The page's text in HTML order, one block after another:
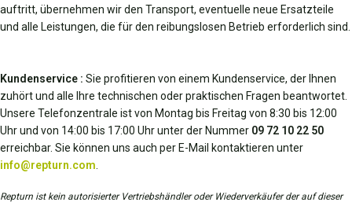
auftritt, übernehmen wir den Transport, eventuelle neue Ersatzteile
und alle Leistungen, die für den reibungslosen Betrieb erforderlich sind.
Kundenservice : Sie profitieren von einem Kundenservice, der Ihnen
zuhört und alle Ihre technischen oder praktischen Fragen beantwortet.
Unsere Telefonzentrale ist von Montag bis Freitag von 8:30 bis 12:00
Uhr und von 14:00 bis 17:00 Uhr unter der Nummer 09 72 10 22 50
erreichbar. Sie können uns auch per E-Mail kontaktieren unter
info@repturn.com
Repturn ist kein autorisierter Vertriebshändler oder Wiederverkäufer der auf dieser